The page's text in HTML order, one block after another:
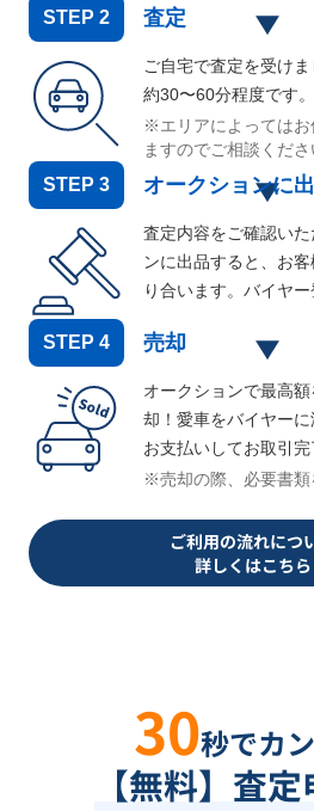
STEP 2 査定
ご自宅で査定を受け
約30〜60分程度です。
※エリアによってはお
ますのでご相談くださ
STEP 3 オークションに
査定内容をご確認い
ンに出品すると、お
り合います。バイヤ
STEP 4 売却
オークションで最高
却！愛車をバイヤー
お支払いしてお取引完
※売却の際、必要書類
ご利用の流れにつ
詳しくはこちら
30秒でカ
【無料】査